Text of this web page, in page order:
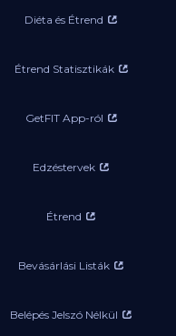
Diéta és Étrend
Étrend Statisztikák
GetFIT App-ról
Edzéstervek
Étrend
Bevásárlási Listák
Belépés Jelszó Nélkül